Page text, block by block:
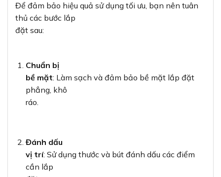
Để đảm bảo hiệu quả sử dụng tối ưu, bạn nên tuân
thủ các bước lắp
đặt sau:
Chuẩn bị
bề mặt: Làm sạch và đảm bảo bề mặt lắp đặt
phẳng, khô
ráo.
Đánh dấu
vị trí: Sử dụng thước và bút đánh dấu các điểm
cần lắp